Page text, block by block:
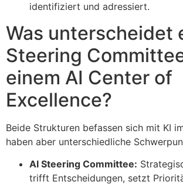
identifiziert und adressiert.
Was unterscheidet
Steering
einem AI Center of
Excellence?
Beide Strukturen befassen sich mit KI
haben aber unterschiedliche
AI Steering Committee:
trifft Entscheidungen, setzt